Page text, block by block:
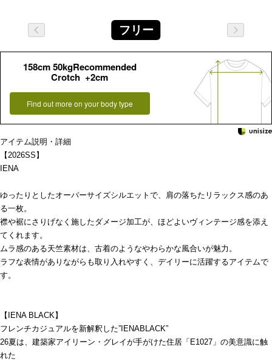
フリー
158cm 50kgRecommended
Crotch +2cm
Find out more on your body type
アイテム説明・詳細
【2026SS】
IENA
ゆったりとしたオーバーサイズシルエットで、肩の落ちたリラックス感のあ
る一枚。
襟や裾にさりげなく施したダメージ加工が、ほどよいヴィンテージ感を添え
てくれます。
ムラ感のある天竺素材は、古着のようなやわらかな風合いが魅力。
ラフな表情がありながらも取り入れやすく、デイリーに活躍するアイテムで
す。
【IENA BLACK】
フレンチカジュアルを新解釈した”IENABLACK”
26夏は、建築家アイリーン・グレイが手がけた住居「E1027」の美意識に触
れた